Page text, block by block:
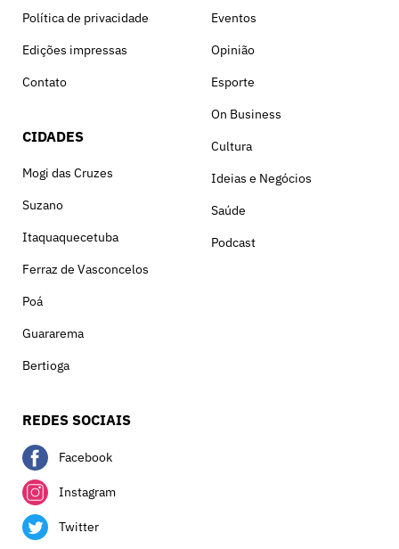
Política de privacidade
Edições impressas
Contato
CIDADES
Mogi das Cruzes
Suzano
Itaquaquecetuba
Ferraz de Vasconcelos
Poá
Guararema
Bertioga
Eventos
Opinião
Esporte
On Business
Cultura
Ideias e Negócios
Saúde
Podcast
REDES SOCIAIS
Facebook
Instagram
Twitter